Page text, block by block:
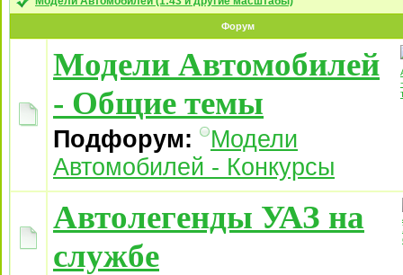
Форум
Модели Автомобилей
- Общие темы
Подфорум:
Модели
Автомобилей - Конкурсы
Автолегенды УАЗ на
службе